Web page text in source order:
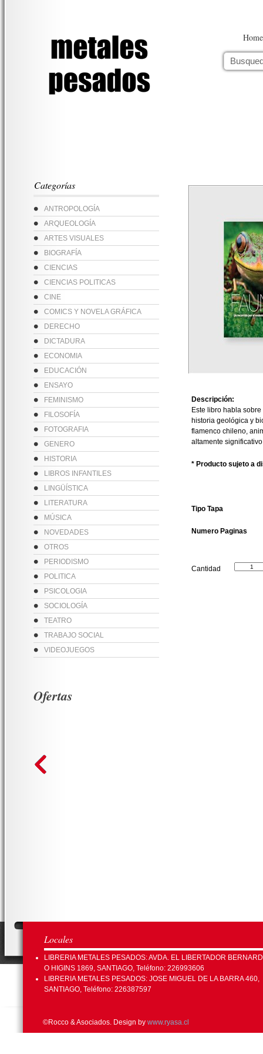
Home
Categorías
ANTROPOLOGÍA
ARQUEOLOGÍA
ARTES VISUALES
BIOGRAFÍA
CIENCIAS
CIENCIAS POLITICAS
CINE
COMICS Y NOVELA GRÁFICA
DERECHO
DICTADURA
ECONOMIA
EDUCACIÓN
ENSAYO
FEMINISMO
FILOSOFÍA
FOTOGRAFIA
GENERO
HISTORIA
LIBROS INFANTILES
LINGÜÍSTICA
LITERATURA
MÚSICA
NOVEDADES
OTROS
PERIODISMO
POLITICA
PSICOLOGIA
SOCIOLOGÍA
TEATRO
TRABAJO SOCIAL
VIDEOJUEGOS
Descripción:
Este libro habla
historia geológica y
flamenco chileno,
altamente
* Producto sujeto a
Tipo Tapa
Numero Paginas
Cantidad
Ofertas
Locales
LIBRERIA METALES PESADOS: AVDA. EL LIBERTADOR
O HIGINS 1869, SANTIAGO, Teléfono: 226993606
LIBRERIA METALES PESADOS: JOSE MIGUEL DE LA BARRA 460,
SANTIAGO, Teléfono: 226387597
©Rocco & Asociados. Design by www.ryasa.cl